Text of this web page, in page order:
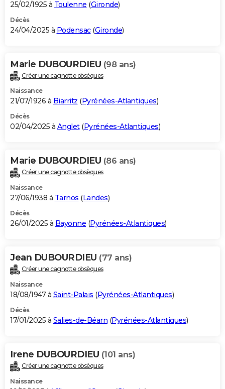
25/02/1925 à Toulenne (Gironde)
Décès
24/04/2025 à Podensac(Gironde)
Marie DUBOURDIEU (98 ans)
Créer une cagnotte obsèques
Naissance
21/07/1926 à Biarritz (Pyrénées-Atlantiques)
Décès
02/04/2025 à Anglet(Pyrénées-Atlantiques)
Marie DUBOURDIEU (86 ans)
Créer une cagnotte obsèques
Naissance
27/06/1938 à Tarnos (Landes)
Décès
26/01/2025 à Bayonne (Pyrénées-Atlantiques)
Jean DUBOURDIEU (77 ans)
Créer une cagnotte obsèques
Naissance
18/08/1947 à Saint-Palais (Pyrénées-Atlantiques)
Décès
17/01/2025 à Salies-de-Béarn (Pyrénées-Atlantiques)
Irene DUBOURDIEU (101 ans)
Créer une cagnotte obsèques
Naissance